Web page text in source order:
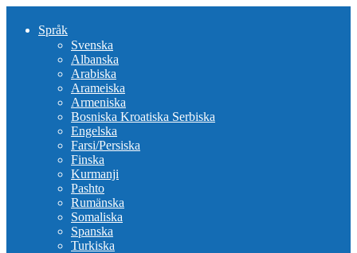
Språk
Svenska
Albanska
Arabiska
Arameiska
Armeniska
Bosniska Kroatiska Serbiska
Engelska
Farsi/Persiska
Finska
Kurmanji
Pashto
Rumänska
Somaliska
Spanska
Turkiska